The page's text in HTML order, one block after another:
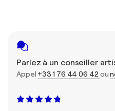
Parlez à un conseiller
Appel +33 1 76 44 06 42 ou